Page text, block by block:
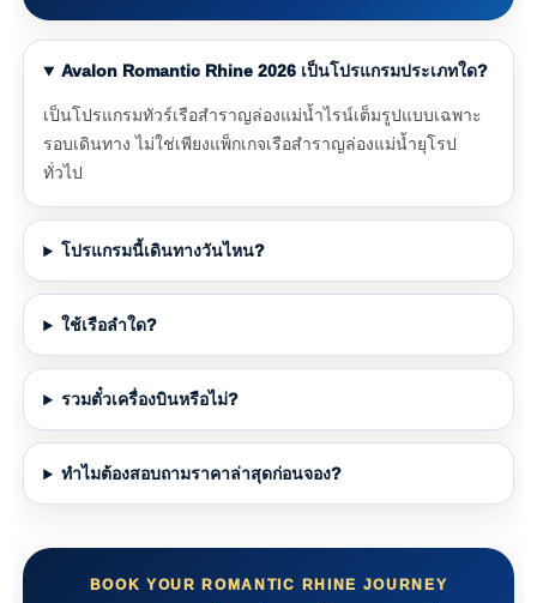
Avalon Romantic Rhine 2026 เป็นโปรแกรมประเภทใด?
เป็นโปรแกรมทัวร์เรือสำราญล่องแม่น้ำไรน์เต็มรูปแบบเฉพาะ
รอบเดินทาง ไม่ใช่เพียงแพ็กเกจเรือสำราญล่องแม่น้ำยุโรป
ทั่วไป
โปรแกรมนี้เดินทางวันไหน?
ใช้เรือลำใด?
รวมตั๋วเครื่องบินหรือไม่?
ทำไมต้องสอบถามราคาล่าสุดก่อนจอง?
BOOK YOUR ROMANTIC RHINE JOURNEY